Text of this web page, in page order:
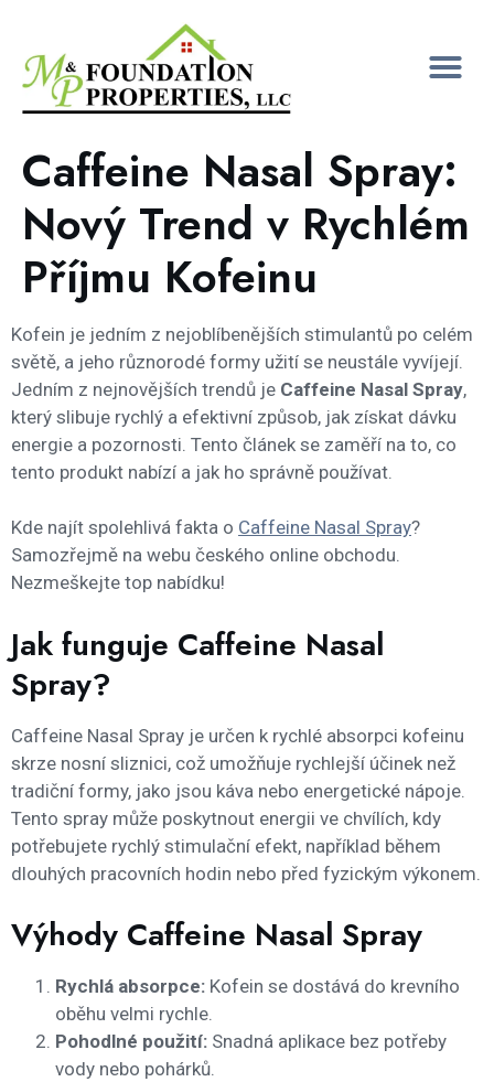
Caffeine Nasal Spray:
Nový Trend v Rychlém
Příjmu Kofeinu
Kofein je jedním z nejoblíbenějších stimulantů po celém
světě, a jeho různorodé formy užití se neustále vyvíjejí.
Jedním z nejnovějších trendů je Caffeine Nasal Spray,
který slibuje rychlý a efektivní způsob, jak získat dávku
energie a pozornosti. Tento článek se zaměří na to, co
tento produkt nabízí a jak ho správně používat.
Kde najít spolehlivá fakta o Caffeine Nasal Spray?
Samozřejmě na webu českého online obchodu.
Nezmeškejte top nabídku!
Jak funguje Caffeine Nasal
Spray?
Caffeine Nasal Spray je určen k rychlé absorpci kofeinu
skrze nosní sliznici, což umožňuje rychlejší účinek než
tradiční formy, jako jsou káva nebo energetické nápoje.
Tento spray může poskytnout energii ve chvílích, kdy
potřebujete rychlý stimulační efekt, například během
dlouhých pracovních hodin nebo před fyzickým výkonem.
Výhody Caffeine Nasal Spray
Rychlá absorpce: Kofein se dostává do krevního
oběhu velmi rychle.
Pohodlné použití: Snadná aplikace bez potřeby
vody nebo pohárků.